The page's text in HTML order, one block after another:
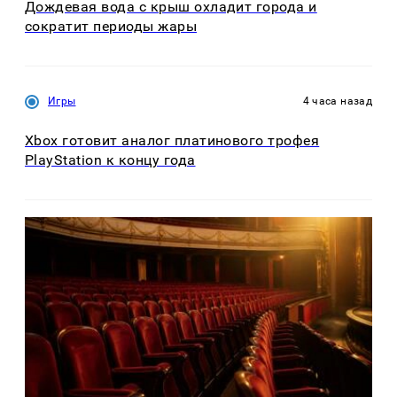
Дождевая вода с крыш охладит города и
сократит периоды жары
Игры 4 часа назад
Xbox готовит аналог платинового трофея
PlayStation к концу года